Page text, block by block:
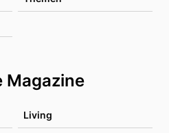
Magazine
Living